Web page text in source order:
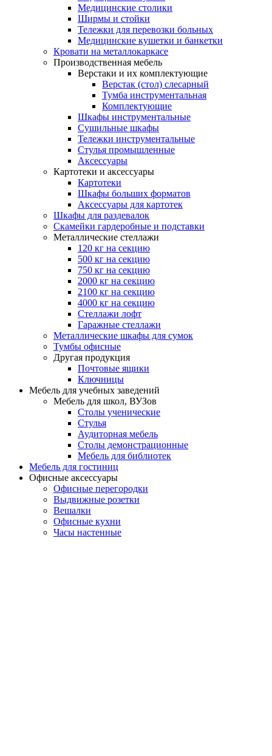
Медицинские столики
Ширмы и стойки
Тележки для перевозки больных
Медицинские кушетки и банкетки
Кровати на металлокаркасе
Производственная мебель
Верстаки и их комплектующие
Верстак (стол) слесарный
Тумба инструментальная
Комплектующие
Шкафы инструментальные
Сушильные шкафы
Тележки инструментальные
Стулья промышленные
Аксессуары
Картотеки и аксессуары
Картотеки
Шкафы больших форматов
Аксессуары для картотек
Шкафы для раздевалок
Скамейки гардеробные и подставки
Металлические стеллажи
120 кг на секцию
500 кг на секцию
750 кг на секцию
2000 кг на секцию
2100 кг на секцию
4000 кг на секцию
Стеллажи лофт
Гаражные стеллажи
Металлические шкафы для сумок
Тумбы офисные
Другая продукция
Почтовые ящики
Ключницы
Мебель для учебных заведений
Мебель для школ, ВУЗов
Столы ученические
Стулья
Аудиторная мебель
Столы демонстрационные
Мебель для библиотек
Мебель для гостиниц
Офисные аксессуары
Офисные перегородки
Выдвижные розетки
Вешалки
Офисные кухни
Часы настенные